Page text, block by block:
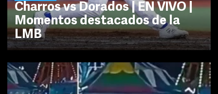
Charros vs Dorados | EN VIVO |
Momentos destacados de la
LMB